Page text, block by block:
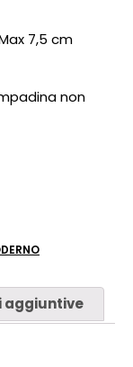
7,5 cm
non
aggiuntive